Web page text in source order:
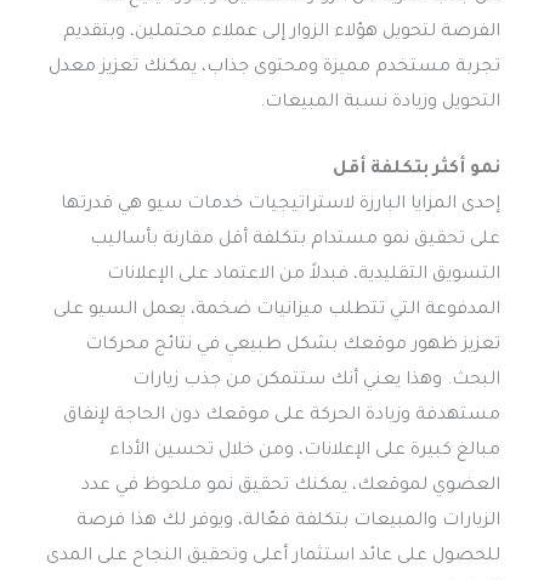
الفرصة لتحويل هؤلاء الزوار إلى عملاء محتملين، وبتقديم
تجربة مستخدم مميزة ومحتوى جذاب، يمكنك تعزيز معدل
التحويل وزيادة نسبة المبيعات.
نمو أكثر بتكلفة أقل
إحدى المزايا البارزة لاستراتيجيات خدمات سيو هي قدرتها
على تحقيق نمو مستدام بتكلفة أقل مقارنة بأساليب
التسويق التقليدية، فبدلاً من الاعتماد على الإعلانات
المدفوعة التي تتطلب ميزانيات ضخمة، يعمل السيو على
تعزيز ظهور موقعك بشكل طبيعي في نتائج محركات
البحث. وهذا يعني أنك ستتمكن من جذب زيارات
مستهدفة وزيادة الحركة على موقعك دون الحاجة لإنفاق
مبالغ كبيرة على الإعلانات، ومن خلال تحسين الأداء
العضوي لموقعك، يمكنك تحقيق نمو ملحوظ في عدد
الزيارات والمبيعات بتكلفة فعّالة، ويوفر لك هذا فرصة
للحصول على عائد استثمار أعلى وتحقيق النجاح على المدى